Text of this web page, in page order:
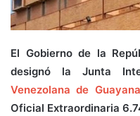
El Gobierno de la
designó la Junta
Venezolana de
Oficial Extraordinaria